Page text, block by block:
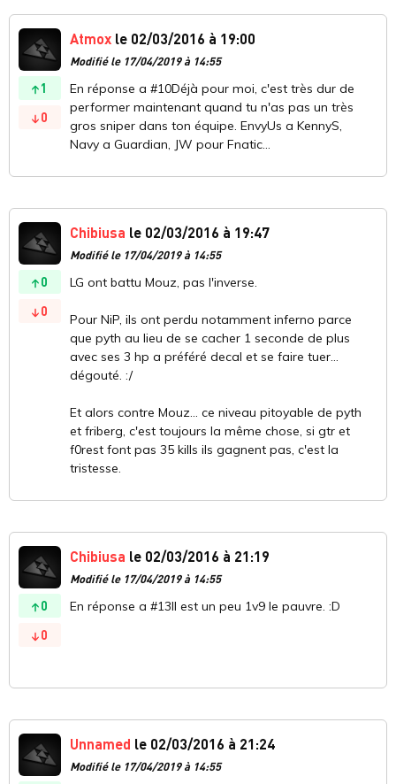
1
0
Atmox le 02/03/2016 à 19:00
Modifié le 17/04/2019 à 14:55
En réponse a #10Déjà pour moi, c'est très dur de
performer maintenant quand tu n'as pas un très
gros sniper dans ton équipe. EnvyUs a KennyS,
Navy a Guardian, JW pour Fnatic...
0
0
Chibiusa le 02/03/2016 à 19:47
Modifié le 17/04/2019 à 14:55
LG ont battu Mouz, pas l'inverse.
Pour NiP, ils ont perdu notamment inferno parce
que pyth au lieu de se cacher 1 seconde de plus
avec ses 3 hp a préféré decal et se faire tuer...
dégouté. :/
Et alors contre Mouz... ce niveau pitoyable de pyth
et friberg, c'est toujours la même chose, si gtr et
f0rest font pas 35 kills ils gagnent pas, c'est la
tristesse.
0
0
Chibiusa le 02/03/2016 à 21:19
Modifié le 17/04/2019 à 14:55
En réponse a #13Il est un peu 1v9 le pauvre. :D
Unnamed le 02/03/2016 à 21:24
Modifié le 17/04/2019 à 14:55